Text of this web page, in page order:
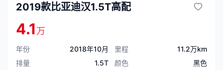
2019款比亚迪汉1.5T高配
4.1万
年份 2018年10月 里程
11.2万km
排量
1.5T 颜色
黑色